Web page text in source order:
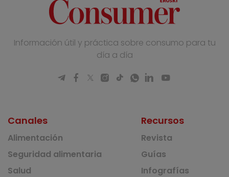
Información útil y práctica sobre consumo para tu
día a día
Canales
Alimentación
Seguridad alimentaria
Salud
Recursos
Revista
Guías
Infografías